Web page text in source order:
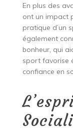
En plus des
ont un impact
pratique d’un
également
bonheur, qui
sport favorise
confiance en